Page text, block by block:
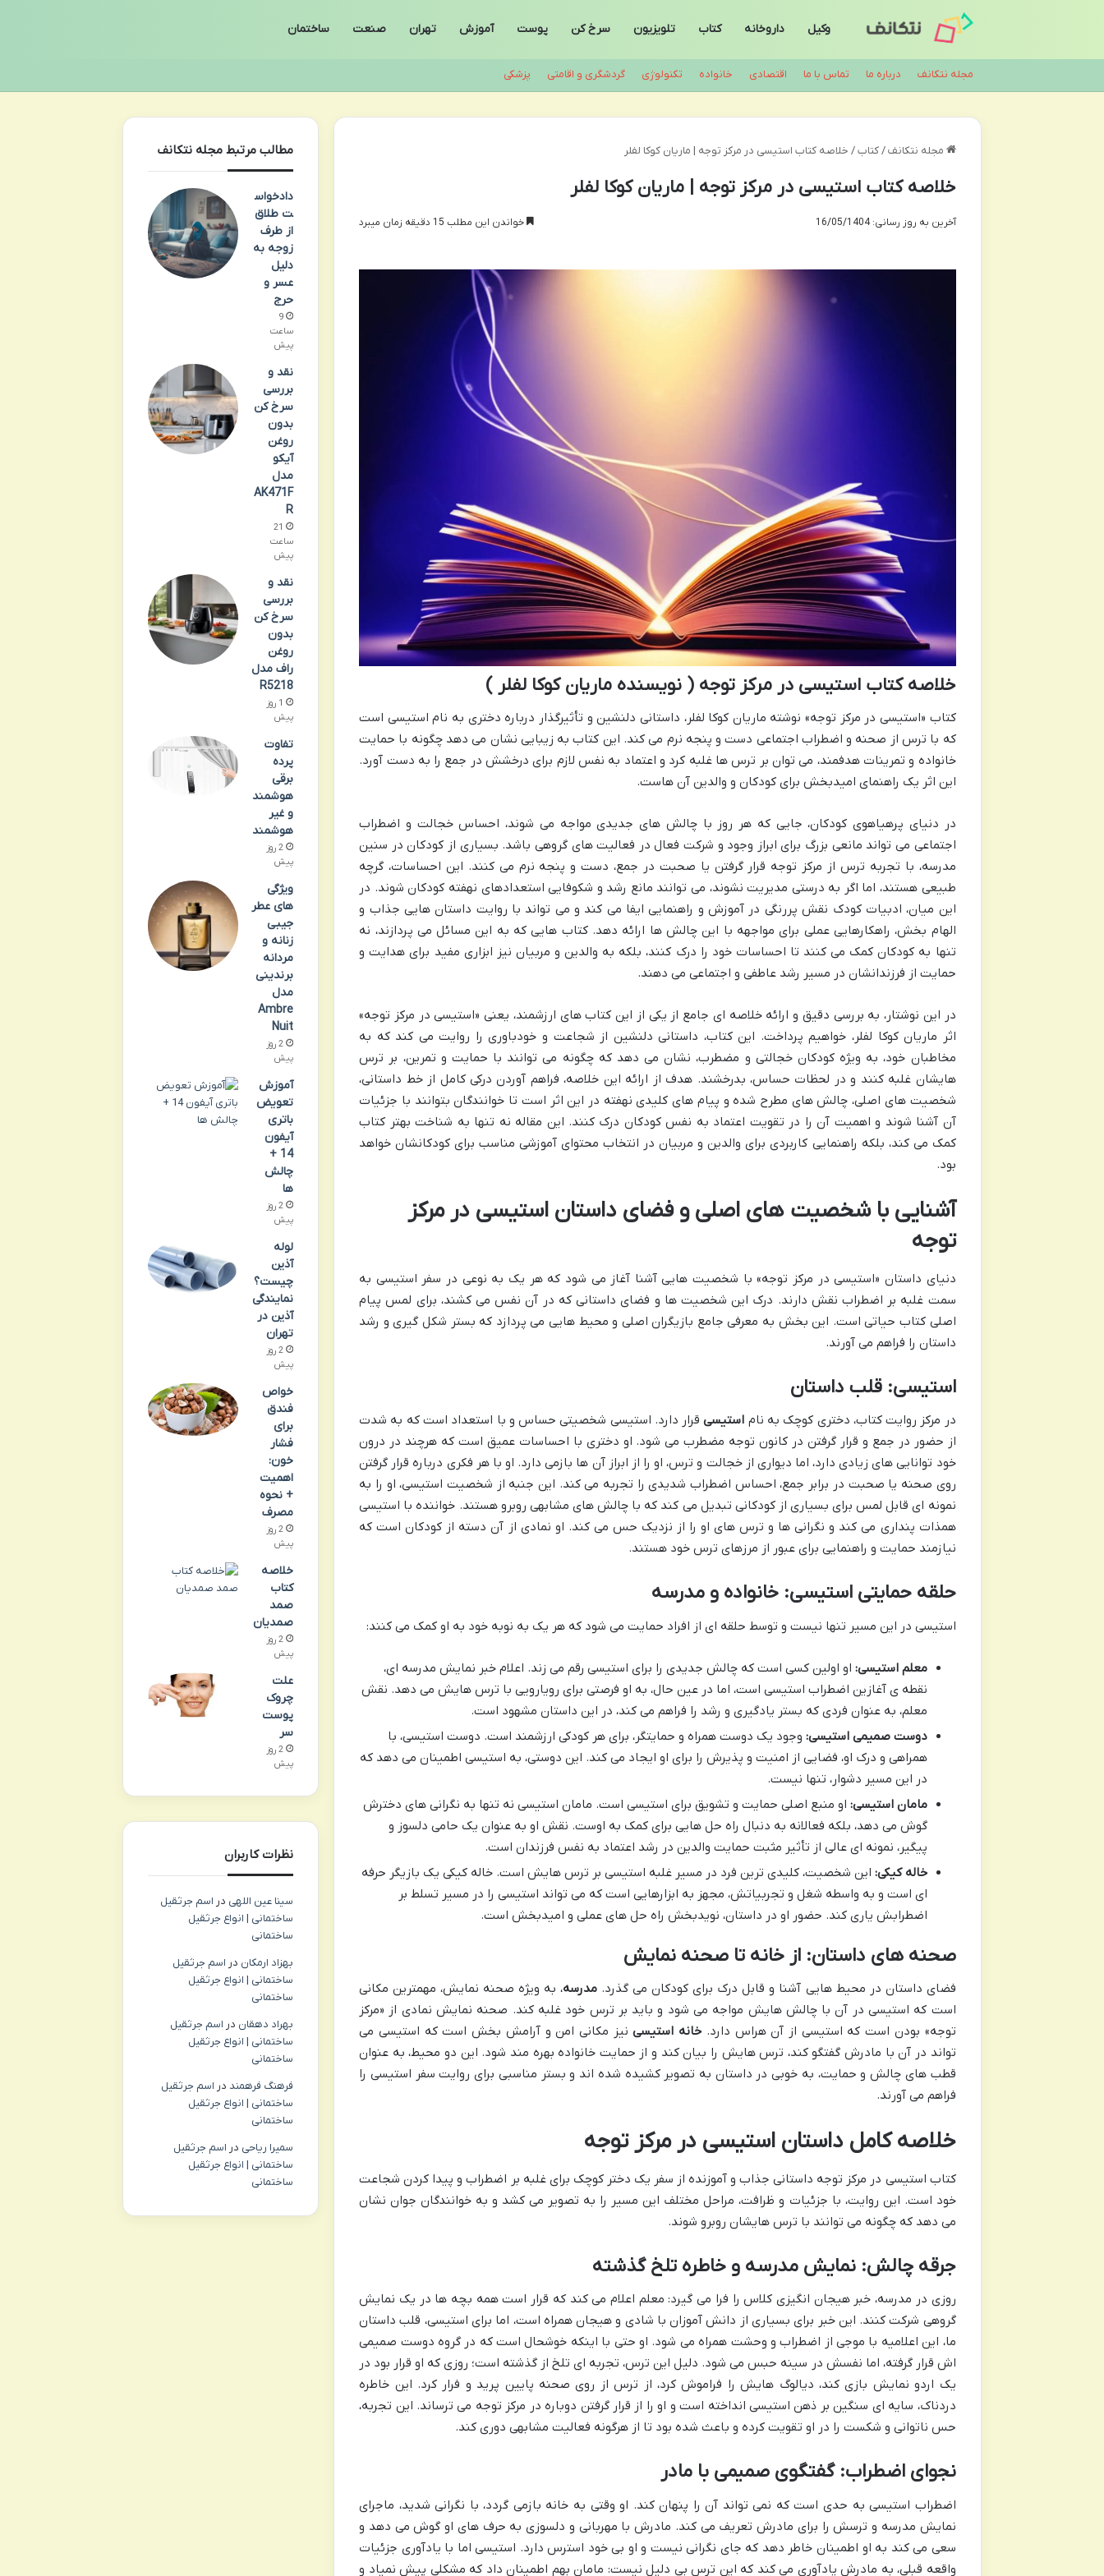
وکیل داروخانه کتاب تلویزیون سرخ کن پوست آموزش تهران صنعت ساختمان
مجله نتکانف درباره ما تماس با ما اقتصادی خانواده تکنولوژی گردشگری و اقامتی پزشکی
مجله نتکانف / کتاب / خلاصه کتاب استیسی در مرکز توجه | ماریان کوکا لفلر
خلاصه کتاب استیسی در مرکز توجه | ماریان کوکا لفلر
آخرین به روز رسانی: 16/05/1404 خواندن این مطلب 15 دقیقه زمان میبرد
خلاصه کتاب استیسی در مرکز توجه ( نویسنده ماریان کوکا لفلر )
کتاب «استیسی در مرکز توجه» نوشته ماریان کوکا لفلر، داستانی دلنشین و تأثیرگذار درباره دختری به نام استیسی است
که با ترس از صحنه و اضطراب اجتماعی دست و پنجه نرم می کند. این کتاب به زیبایی نشان می دهد چگونه با حمایت
خانواده و تمرینات هدفمند، می توان بر ترس ها غلبه کرد و اعتماد به نفس لازم برای درخشش در جمع را به دست آورد.
این اثر یک راهنمای امیدبخش برای کودکان و والدین آن هاست.
در دنیای پرهیاهوی کودکان، جایی که هر روز با چالش های جدیدی مواجه می شوند، احساس خجالت و اضطراب
اجتماعی می تواند مانعی بزرگ برای ابراز وجود و شرکت فعال در فعالیت های گروهی باشد. بسیاری از کودکان در سنین
مدرسه، با تجربه ترس از مرکز توجه قرار گرفتن یا صحبت در جمع، دست و پنجه نرم می کنند. این احساسات، گرچه
طبیعی هستند، اما اگر به درستی مدیریت نشوند، می توانند مانع رشد و شکوفایی استعدادهای نهفته کودکان شوند. در
این میان، ادبیات کودک نقش پررنگی در آموزش و راهنمایی ایفا می کند و می تواند با روایت داستان هایی جذاب و
الهام بخش، راهکارهایی عملی برای مواجهه با این چالش ها ارائه دهد. کتاب هایی که به این مسائل می پردازند، نه
تنها به کودکان کمک می کنند تا احساسات خود را درک کنند، بلکه به والدین و مربیان نیز ابزاری مفید برای هدایت و
حمایت از فرزندانشان در مسیر رشد عاطفی و اجتماعی می دهند.
در این نوشتار، به بررسی دقیق و ارائه خلاصه ای جامع از یکی از این کتاب های ارزشمند، یعنی «استیسی در مرکز توجه»
اثر ماریان کوکا لفلر، خواهیم پرداخت. این کتاب، داستانی دلنشین از شجاعت و خودباوری را روایت می کند که به
مخاطبان خود، به ویژه کودکان خجالتی و مضطرب، نشان می دهد که چگونه می توانند با حمایت و تمرین، بر ترس
هایشان غلبه کنند و در لحظات حساس، بدرخشند. هدف از ارائه این خلاصه، فراهم آوردن درکی کامل از خط داستانی،
شخصیت های اصلی، چالش های مطرح شده و پیام های کلیدی نهفته در این اثر است تا خوانندگان بتوانند با جزئیات
آن آشنا شوند و اهمیت آن را در تقویت اعتماد به نفس کودکان درک کنند. این مقاله نه تنها به شناخت بهتر کتاب
کمک می کند، بلکه راهنمایی کاربردی برای والدین و مربیان در انتخاب محتوای آموزشی مناسب برای کودکانشان خواهد
بود.
آشنایی با شخصیت های اصلی و فضای داستان استیسی در مرکز
توجه
دنیای داستان «استیسی در مرکز توجه» با شخصیت هایی آشنا آغاز می شود که هر یک به نوعی در سفر استیسی به
سمت غلبه بر اضطراب نقش دارند. درک این شخصیت ها و فضای داستانی که در آن نفس می کشند، برای لمس پیام
اصلی کتاب حیاتی است. این بخش به معرفی جامع بازیگران اصلی و محیط هایی می پردازد که بستر شکل گیری و رشد
داستان را فراهم می آورند.
استیسی: قلب داستان
در مرکز روایت کتاب، دختری کوچک به نام استیسیقرار دارد. استیسی شخصیتی حساس و با استعداد است که به شدت
از حضور در جمع و قرار گرفتن در کانون توجه مضطرب می شود. او دختری با احساسات عمیق است که هرچند در درون
خود توانایی های زیادی دارد، اما دیواری از خجالت و ترس، او را از ابراز آن ها بازمی دارد. او با هر فکری درباره قرار گرفتن
روی صحنه یا صحبت در برابر جمع، احساس اضطراب شدیدی را تجربه می کند. این جنبه از شخصیت استیسی، او را به
نمونه ای قابل لمس برای بسیاری از کودکانی تبدیل می کند که با چالش های مشابهی روبرو هستند. خواننده با استیسی
همذات پنداری می کند و نگرانی ها و ترس های او را از نزدیک حس می کند. او نمادی از آن دسته از کودکان است که
نیازمند حمایت و راهنمایی برای عبور از مرزهای ترس خود هستند.
حلقه حمایتی استیسی: خانواده و مدرسه
استیسی در این مسیر تنها نیست و توسط حلقه ای از افراد حمایت می شود که هر یک به نوبه خود به او کمک می کنند:
معلم استیسی: او اولین کسی است که چالش جدیدی را برای استیسی رقم می زند. اعلام خبر نمایش مدرسه ای،
نقطه ی آغازین اضطراب استیسی است، اما در عین حال، به او فرصتی برای رویارویی با ترس هایش می دهد. نقش
معلم، به عنوان فردی که بستر یادگیری و رشد را فراهم می کند، در این داستان مشهود است.
دوست صمیمی استیسی: وجود یک دوست همراه و حمایتگر، برای هر کودکی ارزشمند است. دوست استیسی، با
همراهی و درک او، فضایی از امنیت و پذیرش را برای او ایجاد می کند. این دوستی، به استیسی اطمینان می دهد که
در این مسیر دشوار، تنها نیست.
مامان استیسی: او منبع اصلی حمایت و تشویق برای استیسی است. مامان استیسی نه تنها به نگرانی های دخترش
گوش می دهد، بلکه فعالانه به دنبال راه حل هایی برای کمک به اوست. نقش او به عنوان یک حامی دلسوز و
پیگیر، نمونه ای عالی از تأثیر مثبت حمایت والدین در رشد اعتماد به نفس فرزندان است.
خاله کیکی: این شخصیت، کلیدی ترین فرد در مسیر غلبه استیسی بر ترس هایش است. خاله کیکی یک بازیگر حرفه
ای است و به واسطه شغل و تجربیاتش، مجهز به ابزارهایی است که می تواند استیسی را در مسیر تسلط بر
اضطرابش یاری کند. حضور او در داستان، نویدبخش راه حل های عملی و امیدبخش است.
صحنه های داستان: از خانه تا صحنه نمایش
فضای داستان در محیط هایی آشنا و قابل درک برای کودکان می گذرد. مدرسه، به ویژه صحنه نمایش، مهمترین مکانی
است که استیسی در آن با چالش هایش مواجه می شود و باید بر ترس خود غلبه کند. صحنه نمایش نمادی از «مرکز
توجه» بودن است که استیسی از آن هراس دارد. خانه استیسینیز مکانی امن و آرامش بخش است که استیسی می
تواند در آن با مادرش گفتگو کند، ترس هایش را بیان کند و از حمایت خانواده بهره مند شود. این دو محیط، به عنوان
قطب های چالش و حمایت، به خوبی در داستان به تصویر کشیده شده اند و بستر مناسبی برای روایت سفر استیسی را
فراهم می آورند.
خلاصه کامل داستان استیسی در مرکز توجه
کتاب استیسی در مرکز توجه داستانی جذاب و آموزنده از سفر یک دختر کوچک برای غلبه بر اضطراب و پیدا کردن شجاعت
خود است. این روایت، با جزئیات و ظرافت، مراحل مختلف این مسیر را به تصویر می کشد و به خوانندگان جوان نشان
می دهد که چگونه می توانند با ترس هایشان روبرو شوند.
جرقه چالش: نمایش مدرسه و خاطره تلخ گذشته
روزی در مدرسه، خبر هیجان انگیزی کلاس را فرا می گیرد: معلم اعلام می کند که قرار است همه بچه ها در یک نمایش
گروهی شرکت کنند. این خبر برای بسیاری از دانش آموزان با شادی و هیجان همراه است، اما برای استیسی، قلب داستان
ما، این اعلامیه با موجی از اضطراب و وحشت همراه می شود. او حتی با اینکه خوشحال است که در گروه دوست صمیمی
اش قرار گرفته، اما نفسش در سینه حبس می شود. دلیل این ترس، تجربه ای تلخ از گذشته است؛ روزی که او قرار بود در
یک اردو نمایش بازی کند، دیالوگ هایش را فراموش کرد، از ترس از روی صحنه پایین پرید و فرار کرد. این خاطره
دردناک، سایه ای سنگین بر ذهن استیسی انداخته است و او را از قرار گرفتن دوباره در مرکز توجه می ترساند. این تجربه،
حس ناتوانی و شکست را در او تقویت کرده و باعث شده بود تا از هرگونه فعالیت مشابهی دوری کند.
نجوای اضطراب: گفتگوی صمیمی با مادر
اضطراب استیسی به حدی است که نمی تواند آن را پنهان کند. او وقتی به خانه بازمی گردد، با نگرانی شدید، ماجرای
نمایش مدرسه و ترسش را برای مادرش تعریف می کند. مادرش با مهربانی و دلسوزی به حرف های او گوش می دهد و
سعی می کند به او اطمینان خاطر دهد که جای نگرانی نیست و او بی خود استرس دارد. استیسی اما با یادآوری جزئیات
واقعه قبلی، به مادرش یادآوری می کند که این ترس بی دلیل نیست: مامان بهم اطمینان داد که مشکلی پیش نمیاد و
مطالب مرتبط مجله نتکانف
دادخواس
ت طلاق
از طرف
زوجه به
دلیل
عسر و
حرج
9
ساعت
پیش
نقد و
بررسی
سرخ کن
بدون
روغن
آیکو
مدل
AK471F
R
21
ساعت
پیش
نقد و
بررسی
سرخ کن
بدون
روغن
راف مدل
R5218
1 روز
پیش
تفاوت
پرده
برقی
هوشمند
و غیر
هوشمند
2 روز
پیش
ویژگی
های عطر
جیبی
زنانه و
مردانه
برندینی
مدل
Ambre
Nuit
2 روز
پیش
آموزش
تعویض
باتری
آیفون
14 +
چالش
ها
2 روز
پیش
لوله
آذین
چیست؟
نمایندگی
آذین در
تهران
2 روز
پیش
خواص
فندق
برای
فشار
خون:
اهمیت
+ نحوه
مصرف
2 روز
پیش
خلاصه
کتاب
صمد
صمدیان
2 روز
پیش
علت
چروک
پوست
سر
2 روز
پیش
نظرات کاربران
سینا عین اللهی در اسم جرثقیل
ساختمانی | انواع جرثقیل
ساختمانی
بهزاد ارمکان در اسم جرثقیل
ساختمانی | انواع جرثقیل
ساختمانی
بهراد دهقان در اسم جرثقیل
ساختمانی | انواع جرثقیل
ساختمانی
فرهنگ فرهمند در اسم جرثقیل
ساختمانی | انواع جرثقیل
ساختمانی
سمیرا ریاحی در اسم جرثقیل
ساختمانی | انواع جرثقیل
ساختمانی